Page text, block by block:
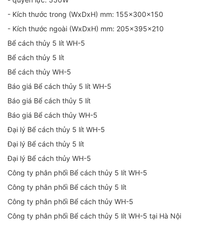
- Kích thước trong (WxDxH) mm: 155x300x150
- Kích thước ngoài (WxDxH) mm: 205x395x210
Bể cách thủy 5 lít WH-5
Bể cách thủy 5 lít
Bể cách thủy WH-5
Báo giá Bể cách thủy 5 lít WH-5
Báo giá Bể cách thủy 5 lít
Báo giá Bể cách thủy WH-5
Đại lý Bể cách thủy 5 lít WH-5
Đại lý Bể cách thủy 5 lít
Đại lý Bể cách thủy WH-5
Công ty phân phối Bể cách thủy 5 lít WH-5
Công ty phân phối Bể cách thủy 5 lít
Công ty phân phối Bể cách thủy WH-5
Công ty phân phối Bể cách thủy 5 lít WH-5 tại Hà Nội